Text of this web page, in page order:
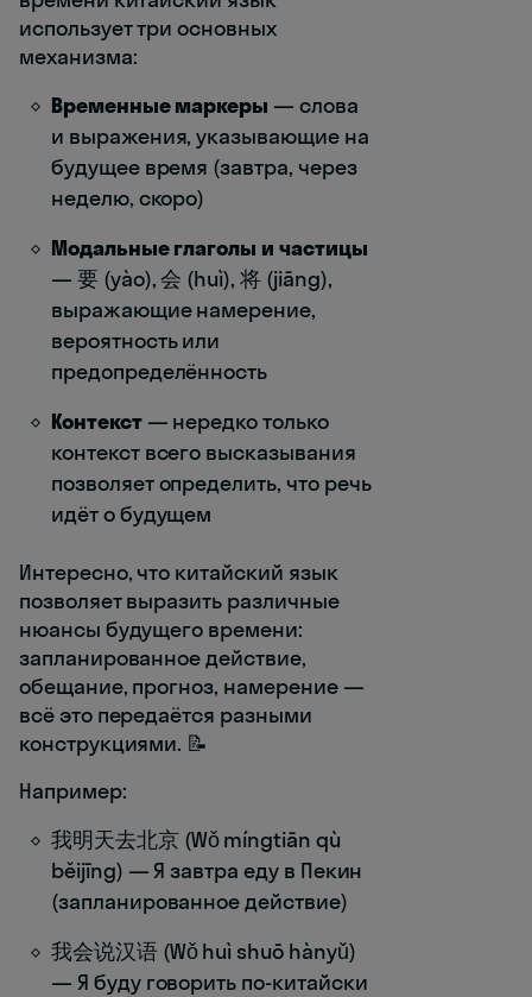
использует три основных
механизма:
Временные маркеры — слова
и выражения, указывающие на
будущее время (завтра, через
неделю, скоро)
Модальные глаголы и частицы
— 要 (yào), 会 (huì), 将 (jiāng),
выражающие намерение,
вероятность или
предопределённость
Контекст— нередко только
контекст всего высказывания
позволяет определить, что речь
идёт о будущем
Интересно, что китайский язык
позволяет выразить различные
нюансы будущего времени:
запланированное действие,
обещание, прогноз, намерение —
всё это передаётся разными
конструкциями. 📝
Например:
我明天去北京 (Wǒ míngtiān qù
běijīng) — Я завтра еду в Пекин
(запланированное действие)
我会说汉语 (Wǒ huì shuō hànyǔ)
— Я буду говорить по-китайски